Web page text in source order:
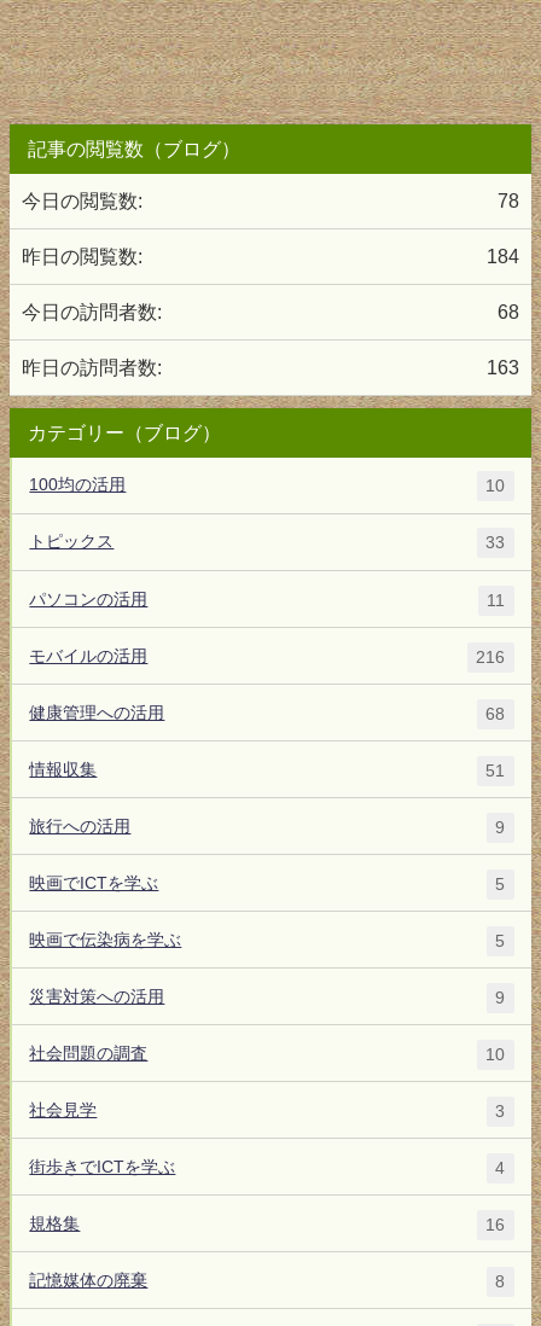
記事の閲覧数（ブログ）
78
今日の閲覧数:
184
昨日の閲覧数:
68
今日の訪問者数:
163
昨日の訪問者数:
カテゴリー（ブログ）
100均の活用 10
トピックス 33
パソコンの活用 11
モバイルの活用 216
健康管理への活用 68
情報収集 51
旅行への活用 9
映画でICTを学ぶ 5
映画で伝染病を学ぶ 5
災害対策への活用 9
社会問題の調査 10
社会見学 3
街歩きでICTを学ぶ 4
規格集 16
記憶媒体の廃棄 8